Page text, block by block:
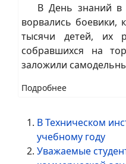
В День знаний в
ворвались боевики,
тысячи детей, их
собравшихся на
заложили
Подробнее
В Техническом
учебному году
Уважаемые